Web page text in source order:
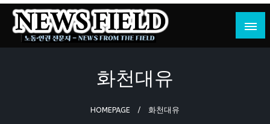
Skip
content
뉴스필드
노동·인권 전문지
화천대유
HOMEPAGE 화천대유